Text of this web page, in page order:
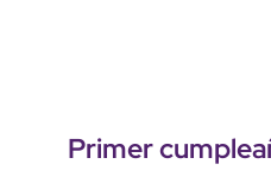
Primer